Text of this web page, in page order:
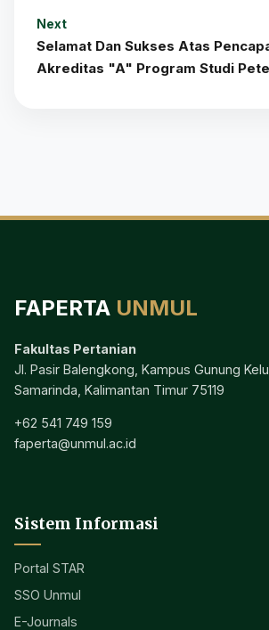
Next
Selamat Dan Sukses Atas
Akreditas "A" Program Studi
FAPERTA UNMUL
Fakultas Pertanian
Jl. Pasir Balengkong, Kampus Gunung
Samarinda, Kalimantan Timur 75119
+62 541 749 159
faperta@unmul.ac.id
Sistem Informasi
Portal STAR
SSO Unmul
E-Journals